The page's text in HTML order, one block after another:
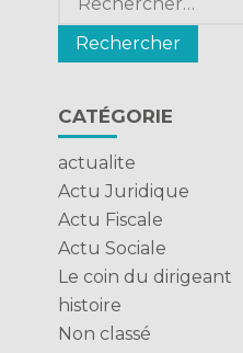
CATÉGORIE
actualite
Actu Juridique
Actu Fiscale
Actu Sociale
Le coin du dirigeant
histoire
Non classé